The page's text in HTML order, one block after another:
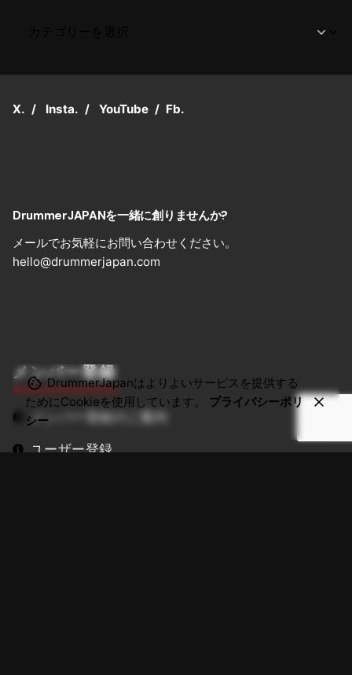
X. / Insta. / YouTube / Fb.
DrummerJAPANを一緒に創りませんか?
メールでお気軽にお問い合わせください。
hello@drummerjapan.com
メンバー登録
メンバー登録のご案内
ユーザー登録
DrummerJapanはよりよいサービスを提供する
ためにCookieを使用しています。 プライバシーポリ
シー